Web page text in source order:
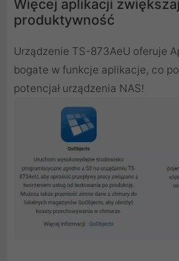
Więcej aplikacji
produktywność
Urządzenie TS-873AeU oferuje
bogate w funkcje aplikacje, co
potencjał urządzenia NAS!